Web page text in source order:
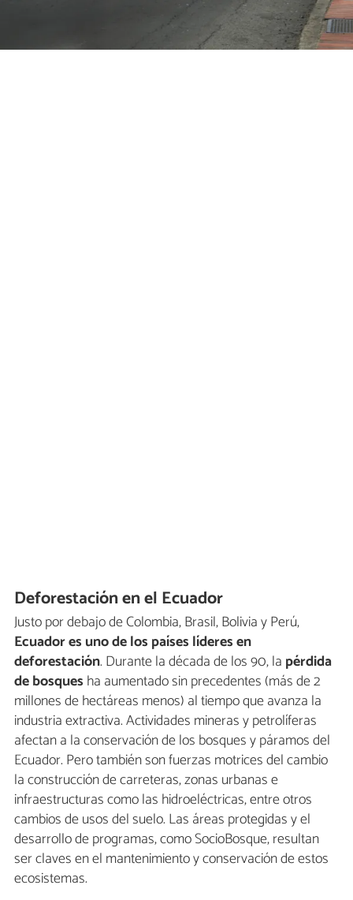
Deforestación en el Ecuador
Justo por debajo de Colombia, Brasil, Bolivia y Perú,
Ecuador es uno de los países líderes en
deforestación. Durante la década de los 90, la pérdida
de bosques ha aumentado sin precedentes (más de 2
millones de hectáreas menos) al tiempo que avanza la
industria extractiva. Actividades mineras y petrolíferas
afectan a la conservación de los bosques y páramos del
Ecuador. Pero también son fuerzas motrices del cambio
la construcción de carreteras, zonas urbanas e
infraestructuras como las hidroeléctricas, entre otros
cambios de usos del suelo. Las áreas protegidas y el
desarrollo de programas, como SocioBosque, resultan
ser claves en el mantenimiento y conservación de estos
ecosistemas.